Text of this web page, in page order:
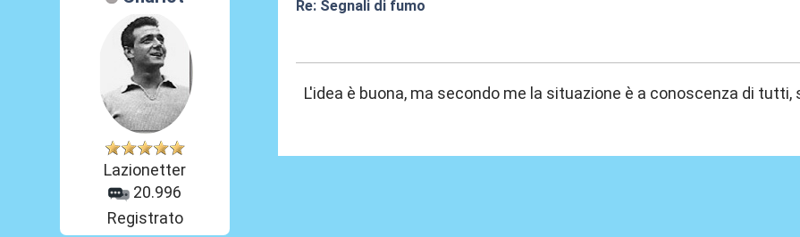
Lazionetter
20.996
Registrato
Re: Segnali di fumo
L'idea è buona, ma secondo me la situazione è a conoscenza di